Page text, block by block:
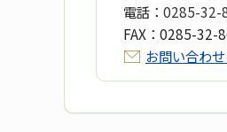
電話： 0285-32-
FAX： 0285-32-
お問い合わ